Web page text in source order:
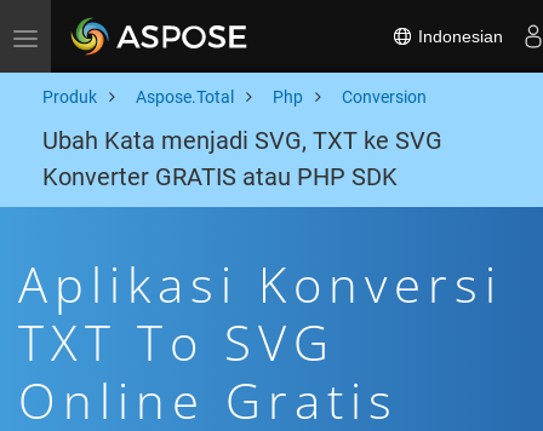
Toggle navigation Indonesian
Produk Aspose.Total Php Conversion
Ubah Kata menjadi SVG, TXT ke SVG
Konverter GRATIS atau PHP SDK
Aplikasi Konversi
TXT To SVG
Online Gratis